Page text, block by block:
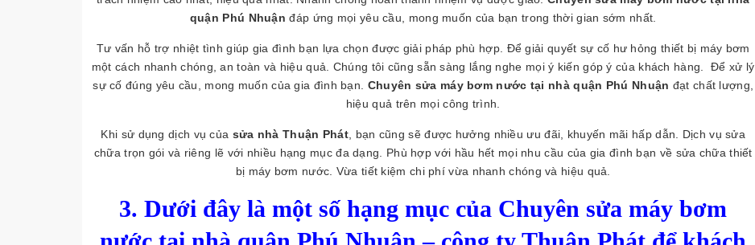
quận Phú Nhuận đáp ứng mọi yêu cầu, mong muốn của bạn trong thời gian sớm nhất.
Tư vấn hỗ trợ nhiệt tình giúp gia đình bạn lựa chọn được giải pháp phù hợp. Để giải quyết sự cố hư hỏng thiết bị máy bơm
một cách nhanh chóng, an toàn và hiệu quả. Chúng tôi cũng sẵn sàng lắng nghe mọi ý kiến góp ý của khách hàng. Để xử lý
sự cố đúng yêu cầu, mong muốn của gia đình bạn. Chuyên sửa máy bơm nước tại nhà quận Phú Nhuận đạt chất lượng,
hiệu quả trên mọi công trình.
Khi sử dụng dịch vụ của sửa nhà Thuận Phát , bạn cũng sẽ được hưởng nhiều ưu đãi, khuyến mãi hấp dẫn. Dịch vụ sửa
chữa trọn gói và riêng lẽ với nhiều hạng mục đa dạng. Phù hợp với hầu hết mọi nhu cầu của gia đình bạn về sửa chữa thiết
bị máy bơm nước. Vừa tiết kiệm chi phí vừa nhanh chóng và hiệu quả.
3. Dưới đây là một số hạng mục của Chuyên sửa máy bơm